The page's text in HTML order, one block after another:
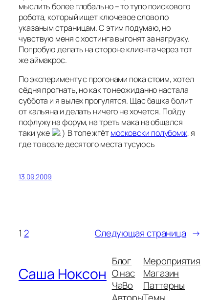
мыслить более глобально – то тупо поискового
робота, который ищет ключевое слово по
указаным страницам. С этим подумаю, но
чувствую меня с хостинга выгонят за нагрузку.
Попробую делать на стороне клиента через тот
же аймакрос.
По эксперименту с прогонами пока стоим, хотел
сёдня прогнать, но как то неожиданно настала
суббота и я вылех прогулятся. Щас башка болит
от кальяна и делать ничего не хочется. Пойду
пофлужу на форум, на треть мака на общался
таки уже
В топе жгётмосковски полубомж, я
где то возле десятого места тусуюсь
13.09.2009
1 2 Следующая страница →
Саша Ноксон
Блог
О нас
ЧаВо
Мероприятия
Магазин
Паттерны